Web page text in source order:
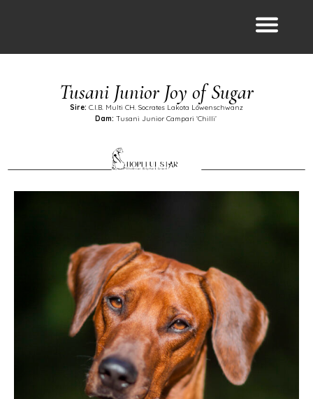
Tusani Junior Joy of Sugar
Sire: C.I.B. Multi CH. Socrates Lakota Löwenschwanz
Dam: Tusani Junior Campari ‘Chilli’